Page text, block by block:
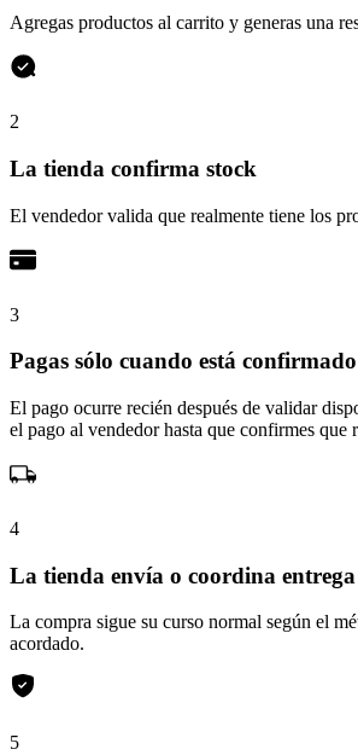
Agregas productos al carrito y generas una
2
La tienda confirma stock
El vendedor valida que realmente tiene los
3
Pagas sólo cuando está confirmado
El pago ocurre recién después de validar
el pago al vendedor hasta que confirmes que
4
La tienda envía o coordina entrega
La compra sigue su curso normal según el
acordado.
5